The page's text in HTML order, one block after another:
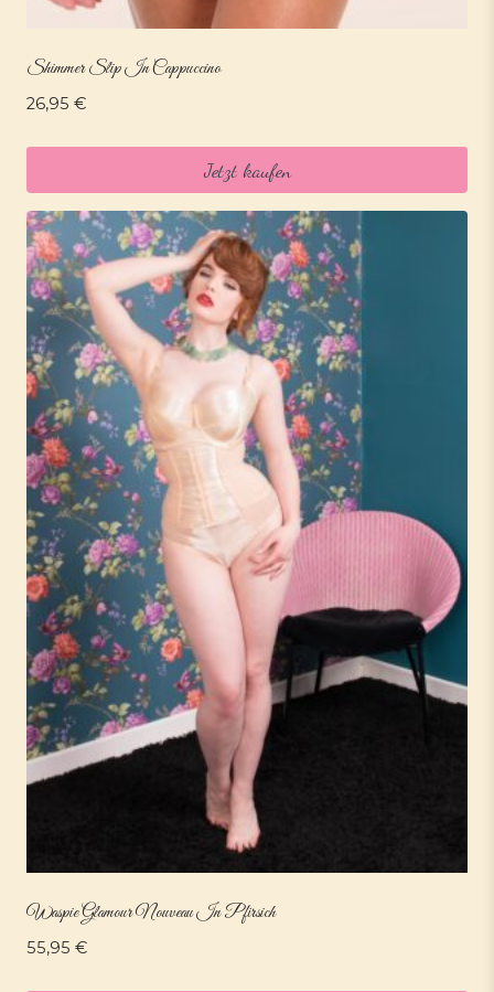
Shimmer Slip In Cappuccino
26,95 €
Jetzt kaufen
Waspie Glamour Nouveau In Pfirsich
55,95 €